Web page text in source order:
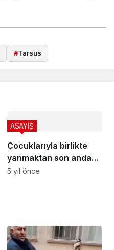
#Tarsus
Çocuklarıyla birlikte
yanmaktan son anda
kurtuldu
ASAYİŞ
5 yıl önce